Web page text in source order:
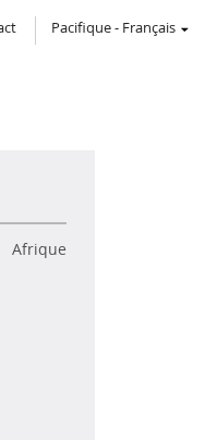
Pacifique- Français
Afrique